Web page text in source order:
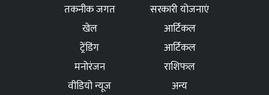
तकनीक जगत
सरकारी योजनाएं
खेल
आर्टिकल
ट्रेंडिंग
आर्टिकल
मनोरंजन
राशिफल
वीडियो न्यूज
अन्य